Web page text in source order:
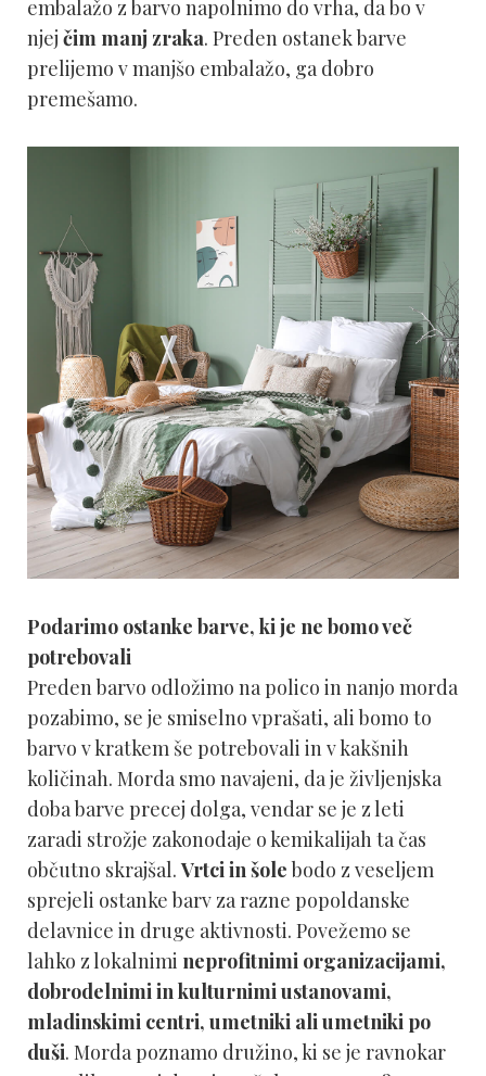
embalažo z barvo napolnimo do vrha, da bo v
njej čim manj zraka. Preden ostanek barve
prelijemo v manjšo embalažo, ga dobro
premešamo.
Podarimo ostanke barve, ki je ne bomo več
potrebovali
Preden barvo odložimo na polico in nanjo morda
pozabimo, se je smiselno vprašati, ali bomo to
barvo v kratkem še potrebovali in v kakšnih
količinah. Morda smo navajeni, da je življenjska
doba barve precej dolga, vendar se je z leti
zaradi strožje zakonodaje o kemikalijah ta čas
občutno skrajšal.Vrtci in šolebodo z veseljem
sprejeli ostanke barv za razne popoldanske
delavnice in druge aktivnosti. Povežemo se
lahko z lokalnimi neprofitnimi organizacijami,
dobrodelnimi in kulturnimi ustanovami,
mladinskimi centri, umetniki ali umetniki po
duši. Morda poznamo družino, ki se je ravnokar